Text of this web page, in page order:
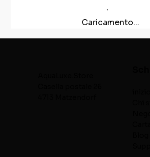
Caricamento...